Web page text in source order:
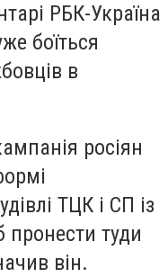
РБК-Україна
боїться
в
росіян
ТЦК і СП із
пронести туди
він.